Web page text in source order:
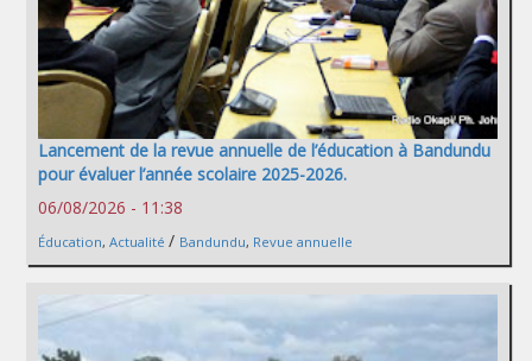
Lancement de la revue annuelle de l’éducation à Bandundu
pour évaluer l’année scolaire 2025-2026.
06/08/2026 - 11:38
Éducation, Actualité / Bandundu, Revue annuelle